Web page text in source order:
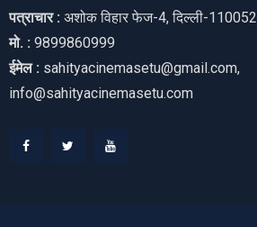
पत्राचार : अशोक विहार फेज-4, दिल्ली-110052
मो. : 9899860999
ईमेल : sahityacinemasetu@gmail.com,
info@sahityacinemasetu.com